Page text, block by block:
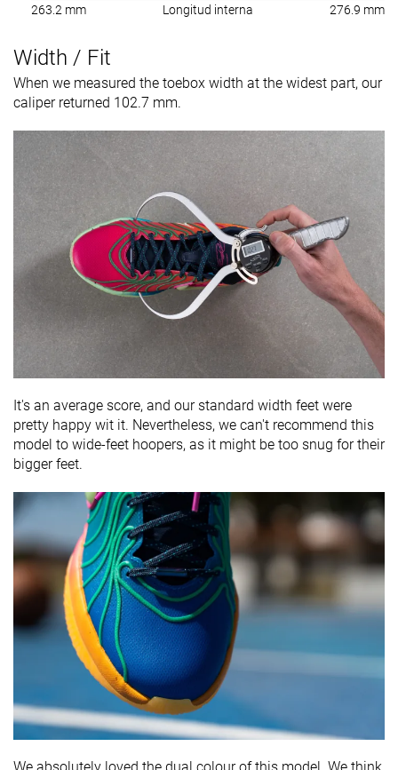
263.2 mm Longitud interna 276.9 mm
Width / Fit
When we measured the toebox width at the widest part, our
caliper returned 102.7 mm.
It's an average score, and our standard width feet were
pretty happy wit it. Nevertheless, we can't recommend this
model to wide-feet hoopers, as it might be too snug for their
bigger feet.